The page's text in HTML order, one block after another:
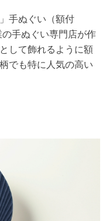
手ぬぐい（額付
手ぬぐい専門店が作
して飾れるように額
でも特に人気の高い